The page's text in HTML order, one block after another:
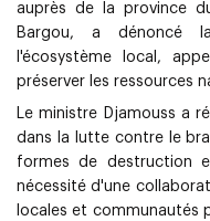
auprès de la province
Bargou, a dénoncé
l'écosystème local,
préserver les ressources
Le ministre Djamouss a
dans la lutte contre le
formes de destruction
nécessité d'une
locales et communautés